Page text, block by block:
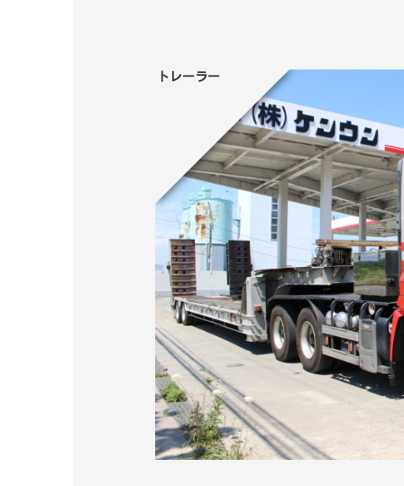
トレーラー